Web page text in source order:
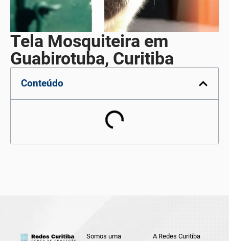
Tela Mosquiteira em
Guabirotuba, Curitiba
Conteúdo
Somos uma
A Redes Curitiba